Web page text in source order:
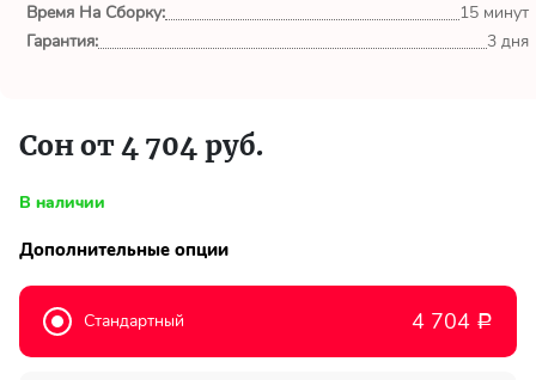
Ульяна
Тымовское,
Доставили букет маме
свежие. Спасибо.
Виктор
Тымовское,
Сахалинская
Время На Сборку:
15 минут
Гарантия:
3 дня
Сон от 4 704 руб.
В наличии
Дополнительные опции
Стандартный 4 704 Р